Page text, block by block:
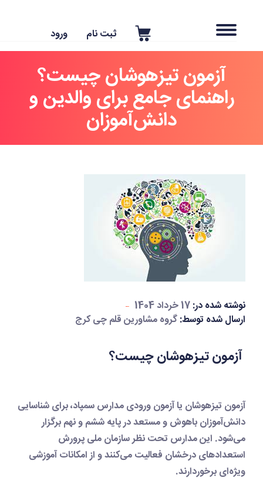
ثبت نام
آزمون تیزهوشان چیست؟
راهنمای جامع برای والدین و
دانش‌آموزان
نوشته شده در:17 خرداد 1404
ارسال شده توسط:گروه مشاورین قلم چی کرج
آزمون تیزهوشان چیست؟
آزمون تیزهوشان یا آزمون ورودی مدارس سمپاد، برای شناسایی
دانش‌آموزان باهوش و مستعد در پایه ششم و نهم برگزار
می‌شود. این مدارس تحت نظر سازمان ملی پرورش
استعدادهای درخشان فعالیت می‌کنند و از امکانات آموزشی
ویژه‌ای برخوردارند.